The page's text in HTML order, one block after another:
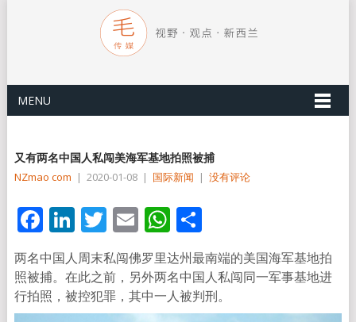
MENU
又有两名中国人私闯美海军基地拍照被捕
NZmao com | 2020-01-08 | 国际新闻 | 没有评论
Facebook
LinkedIn
Twitter
EmailWhatsApp
分
享
两名中国人周末私闯佛罗里达州最南端的美国海军基地拍
照被捕。在此之前，另外两名中国人私闯同一军事基地进
行拍照，被控犯罪，其中一人被判刑。